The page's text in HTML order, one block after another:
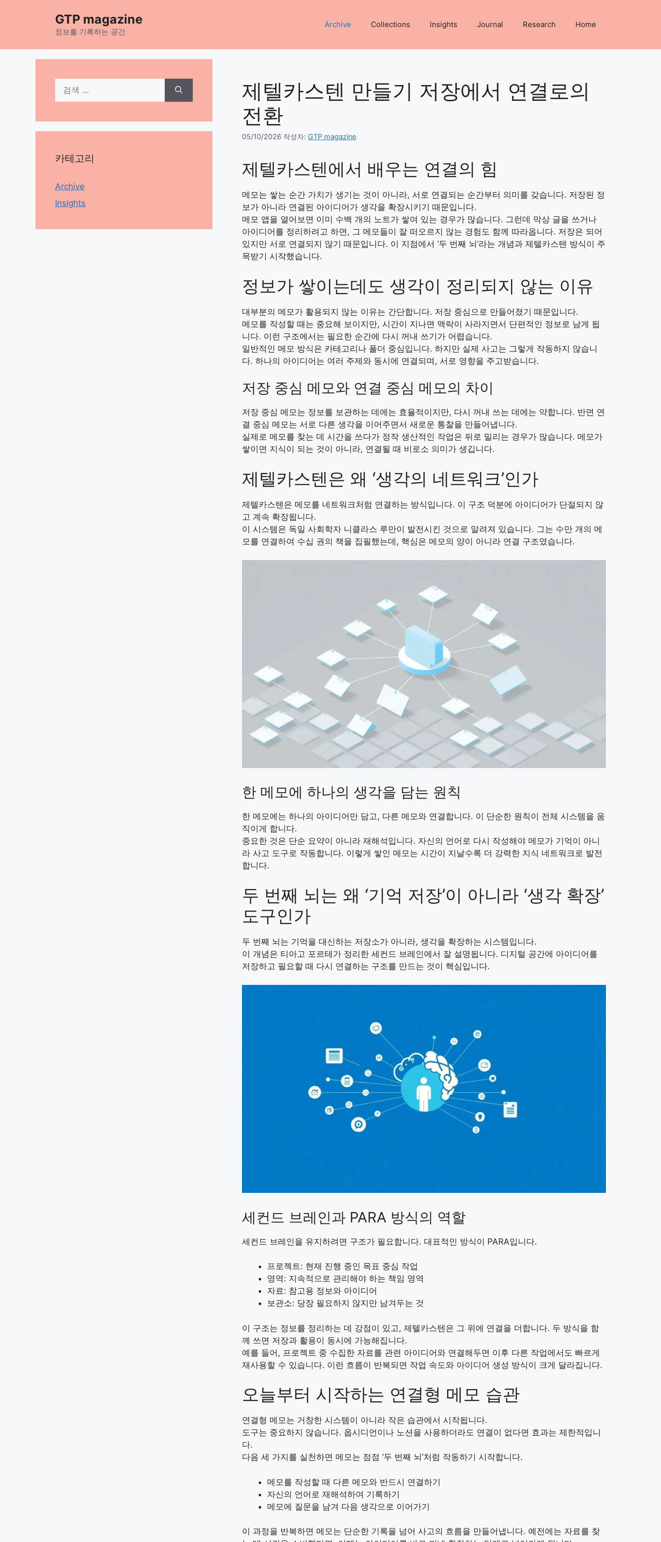
GTP magazine
정보를 기록하는 공간
Archive Collections Insights Journal Research Home
제텔카스텐 만들기 저장에서 연결로의
전환
05/10/2026 작성자: GTP magazine
제텔카스텐에서 배우는 연결의 힘
메모는 쌓는 순간 가치가 생기는 것이 아니라, 서로 연결되는 순간부터 의미를 갖습니다. 저장된 정
보가 아니라 연결된 아이디어가 생각을 확장시키기 때문입니다.
메모 앱을 열어보면 이미 수백 개의 노트가 쌓여 있는 경우가 많습니다. 그런데 막상 글을 쓰거나
아이디어를 정리하려고 하면, 그 메모들이 잘 떠오르지 않는 경험도 함께 따라옵니다. 저장은 되어
있지만 서로 연결되지 않기 때문입니다. 이 지점에서 ‘두 번째 뇌’라는 개념과 제텔카스텐 방식이 주
목받기 시작했습니다.
정보가 쌓이는데도 생각이 정리되지 않는 이유
대부분의 메모가 활용되지 않는 이유는 간단합니다. 저장 중심으로 만들어졌기 때문입니다.
메모를 작성할 때는 중요해 보이지만, 시간이 지나면 맥락이 사라지면서 단편적인 정보로 남게 됩
니다. 이런 구조에서는 필요한 순간에 다시 꺼내 쓰기가 어렵습니다.
일반적인 메모 방식은 카테고리나 폴더 중심입니다. 하지만 실제 사고는 그렇게 작동하지 않습니
다. 하나의 아이디어는 여러 주제와 동시에 연결되며, 서로 영향을 주고받습니다.
저장 중심 메모와 연결 중심 메모의 차이
저장 중심 메모는 정보를 보관하는 데에는 효율적이지만, 다시 꺼내 쓰는 데에는 약합니다. 반면 연
결 중심 메모는 서로 다른 생각을 이어주면서 새로운 통찰을 만들어냅니다.
실제로 메모를 찾는 데 시간을 쓰다가 정작 생산적인 작업은 뒤로 밀리는 경우가 많습니다. 메모가
쌓이면 지식이 되는 것이 아니라, 연결될 때 비로소 의미가 생깁니다.
제텔카스텐은 왜 ‘생각의 네트워크’인가
제텔카스텐은 메모를 네트워크처럼 연결하는 방식입니다. 이 구조 덕분에 아이디어가 단절되지 않
고 계속 확장됩니다.
이 시스템은 독일 사회학자 니클라스 루만이 발전시킨 것으로 알려져 있습니다. 그는 수만 개의 메
모를 연결하여 수십 권의 책을 집필했는데, 핵심은 메모의 양이 아니라 연결 구조였습니다.
한 메모에 하나의 생각을 담는 원칙
한 메모에는 하나의 아이디어만 담고, 다른 메모와 연결합니다. 이 단순한 원칙이 전체 시스템을 움
직이게 합니다.
중요한 것은 단순 요약이 아니라 재해석입니다. 자신의 언어로 다시 작성해야 메모가 기억이 아니
라 사고 도구로 작동합니다. 이렇게 쌓인 메모는 시간이 지날수록 더 강력한 지식 네트워크로 발전
합니다.
두 번째 뇌는 왜 ‘기억 저장’이 아니라 ‘생각 확장’
도구인가
두 번째 뇌는 기억을 대신하는 저장소가 아니라, 생각을 확장하는 시스템입니다.
이 개념은 티아고 포르테가 정리한 세컨드 브레인에서 잘 설명됩니다. 디지털 공간에 아이디어를
저장하고 필요할 때 다시 연결하는 구조를 만드는 것이 핵심입니다.
세컨드 브레인과 PARA 방식의 역할
세컨드 브레인을 유지하려면 구조가 필요합니다. 대표적인 방식이 PARA입니다.
프로젝트: 현재 진행 중인 목표 중심 작업
영역: 지속적으로 관리해야 하는 책임 영역
자료: 참고용 정보와 아이디어
보관소: 당장 필요하지 않지만 남겨두는 것
이 구조는 정보를 정리하는 데 강점이 있고, 제텔카스텐은 그 위에 연결을 더합니다. 두 방식을 함
께 쓰면 저장과 활용이 동시에 가능해집니다.
예를 들어, 프로젝트 중 수집한 자료를 관련 아이디어와 연결해두면 이후 다른 작업에서도 빠르게
재사용할 수 있습니다. 이런 흐름이 반복되면 작업 속도와 아이디어 생성 방식이 크게 달라집니다.
오늘부터 시작하는 연결형 메모 습관
연결형 메모는 거창한 시스템이 아니라 작은 습관에서 시작됩니다.
도구는 중요하지 않습니다. 옵시디언이나 노션을 사용하더라도 연결이 없다면 효과는 제한적입니
다.
다음 세 가지를 실천하면 메모는 점점 ‘두 번째 뇌’처럼 작동하기 시작합니다.
메모를 작성할 때 다른 메모와 반드시 연결하기
자신의 언어로 재해석하여 기록하기
메모에 질문을 남겨 다음 생각으로 이어가기
이 과정을 반복하면 메모는 단순한 기록을 넘어 사고의 흐름을 만들어냅니다. 예전에는 자료를 찾
색:
카테고리
Archive
Insights